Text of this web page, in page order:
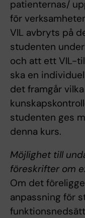
patienternas/
för
VIL avbryts på
studenten
och att ett VIL-
ska en
det framgår
studenten ges
denna kurs.
Möjlighet till
föreskrifter om
Om det
anpassning för